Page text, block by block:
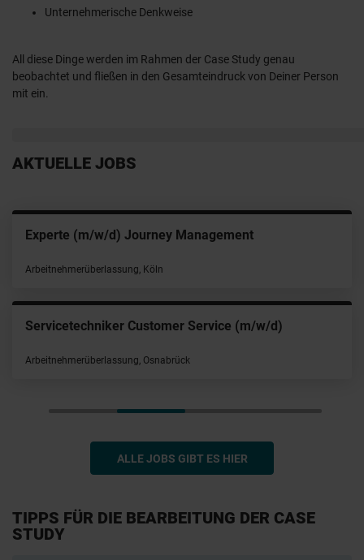
Unternehmerische Denkweise
All diese Dinge werden im Rahmen der Case Study genau
beobachtet und fließen in den Gesamteindruck von Deiner Person
mit ein.
AKTUELLE JOBS
IT Infrastructure Engineer (m/w/d)
Arbeitnehmerüberlassung, München
Veranstaltungstechniker (m/w/d)
Arbeitnehmerüberlassung, Hamburg
ALLE JOBS GIBT ES HIER
TIPPS FÜR DIE BEARBEITUNG DER CASE
STUDY